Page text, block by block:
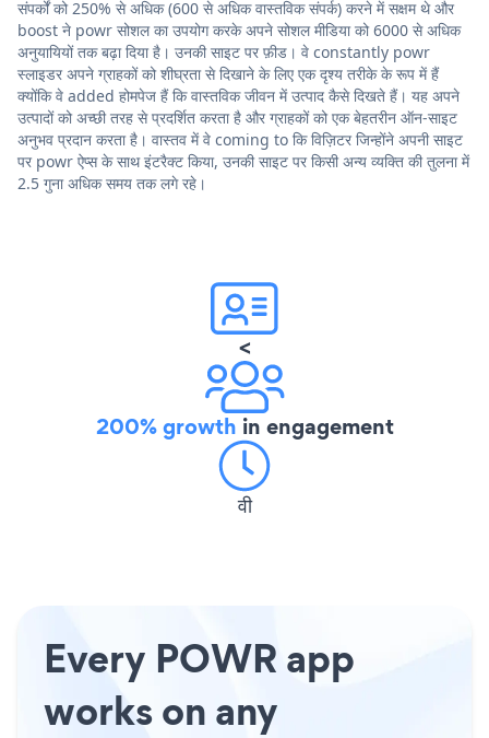
संपर्कों को 250% से अधिक (600 से अधिक वास्तविक संपर्क) करने में सक्षम थे और
boost ने powr सोशल का उपयोग करके अपने सोशल मीडिया को 6000 से अधिक
अनुयायियों तक बढ़ा दिया है। उनकी साइट पर फ़ीड। वे constantly powr
स्लाइडर अपने ग्राहकों को शीघ्रता से दिखाने के लिए एक दृश्य तरीके के रूप में हैं
क्योंकि वे added होमपेज हैं कि वास्तविक जीवन में उत्पाद कैसे दिखते हैं। यह अपने
उत्पादों को अच्छी तरह से प्रदर्शित करता है और ग्राहकों को एक बेहतरीन ऑन-साइट
अनुभव प्रदान करता है। वास्तव में वे coming to कि विज़िटर जिन्होंने अपनी साइट
पर powr ऐप्स के साथ इंटरैक्ट किया, उनकी साइट पर किसी अन्य व्यक्ति की तुलना में
2.5 गुना अधिक समय तक लगे रहे।
<
200% growth in engagement
वी
Every POWR app
works on any